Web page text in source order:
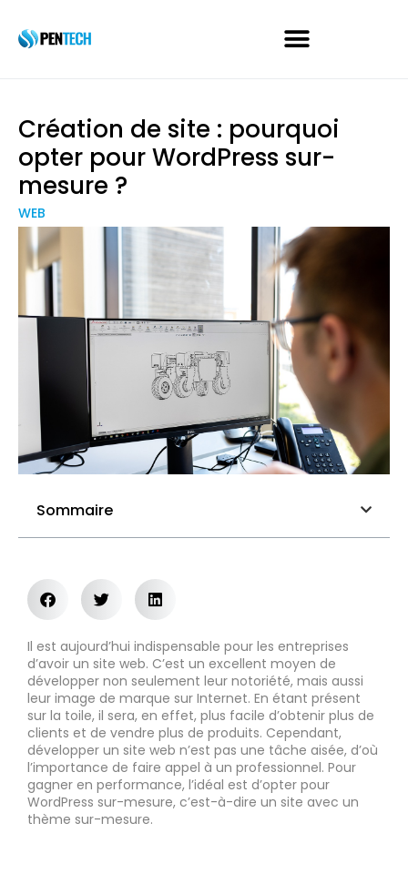
Création de site : pourquoi
opter pour WordPress sur-
mesure ?
WEB
Sommaire
Il est aujourd’hui indispensable pour les entreprises
d’avoir un site web. C’est un excellent moyen de
développer non seulement leur notoriété, mais aussi
leur image de marque sur Internet. En étant présent
sur la toile, il sera, en effet, plus facile d’obtenir plus de
clients et de vendre plus de produits. Cependant,
développer un site web n’est pas une tâche aisée, d’où
l’importance de faire appel à un professionnel. Pour
gagner en performance, l’idéal est d’opter pour
WordPress sur-mesure, c’est-à-dire un site avec un
thème sur-mesure.